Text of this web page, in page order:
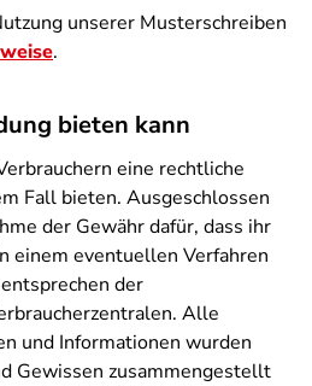
unserer Musterschreiben
.
bieten kann
eine rechtliche
Fall bieten. Ausgeschlossen
der Gewähr dafür, dass ihr
einem eventuellen Verfahren
der
Alle
und Informationen wurden
Gewissen zusammengestellt